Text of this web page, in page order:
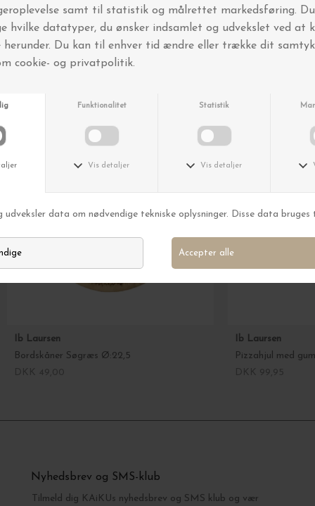
Ib Laursen
Bordskåner Søgræs Ø:22,5
Ib Laursen
Pizzahjul med
Nyhedsbrev og SMS-klub
Tilmeld dig KAiKUs nyhedsbrev og SMS klub og vær